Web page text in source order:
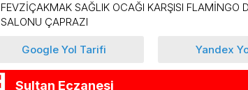
FEVZİÇAKMAK SAĞLIK OCAĞI KARŞISI FLAMİNGO
SALONU ÇAPRAZI
Google Yol Tarifi Yandex
Sultan Eczanesi